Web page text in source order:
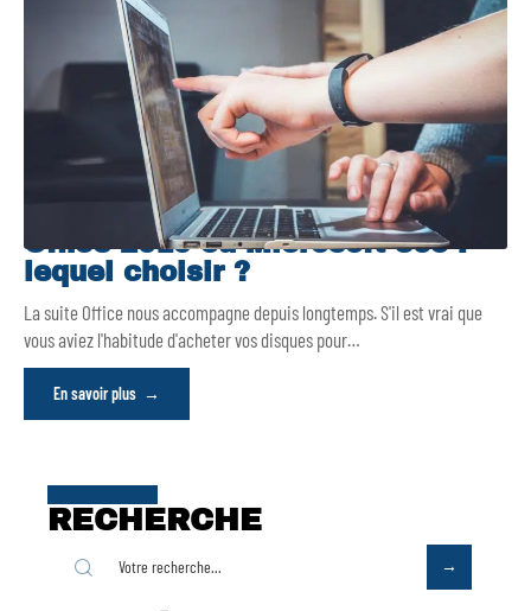
Office 2019 ou Microsoft 365 :
lequel choisir ?
La suite Office nous accompagne depuis longtemps. S'il est vrai que
vous aviez l'habitude d'acheter vos disques pour…
En savoir plus
RECHERCHE